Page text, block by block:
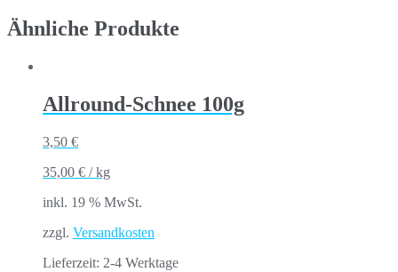
Ähnliche Produkte
Allround-Schnee 100g
3,50 €
35,00 € /kg
inkl. 19 % MwSt.
zzgl. Versandkosten
Lieferzeit: 2-4 Werktage